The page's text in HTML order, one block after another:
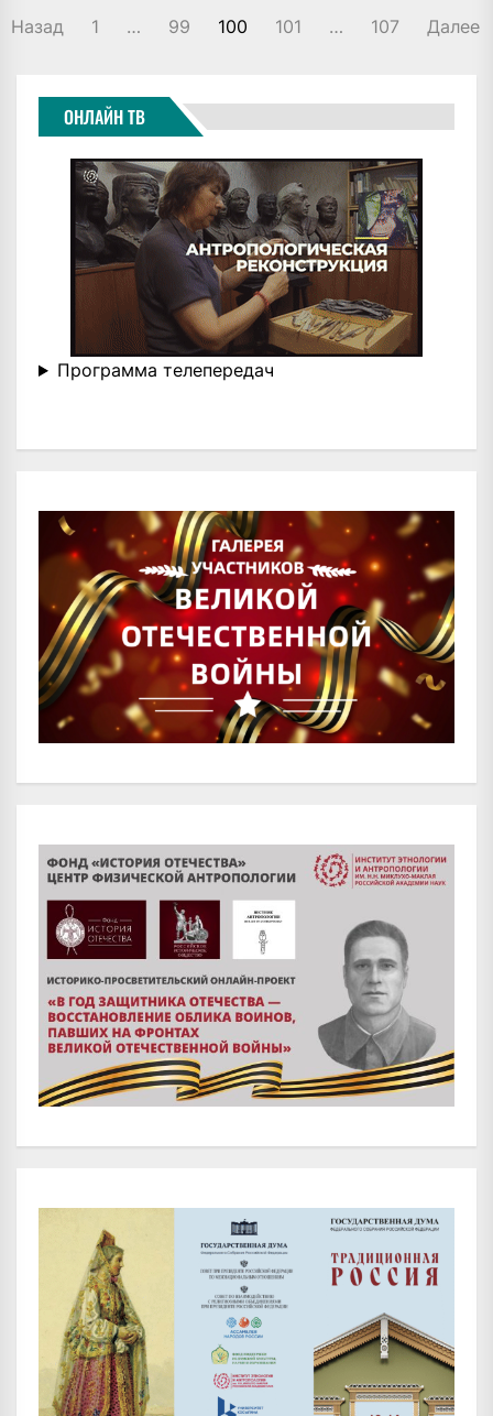
ПАГИНАЦИЯ
Назад 1 … 99 100 101 … 107 Далее
ОНЛАЙН ТВ
Программа телепередач